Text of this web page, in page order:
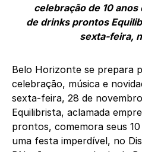
celebração de 10
de drinks prontos
sexta-feira,
Belo Horizonte se prepara
celebração, música e
sexta-feira, 28 de
Equilibrista, aclamada
prontos, comemora seus
uma festa imperdível, no